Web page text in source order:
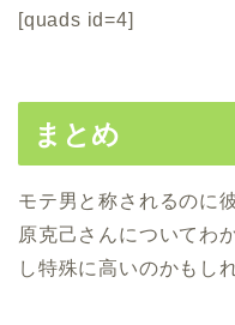
[quads id=4]
まとめ
モテ男と称されるのに
原克己さんについてわ
し特殊に高いのかもし